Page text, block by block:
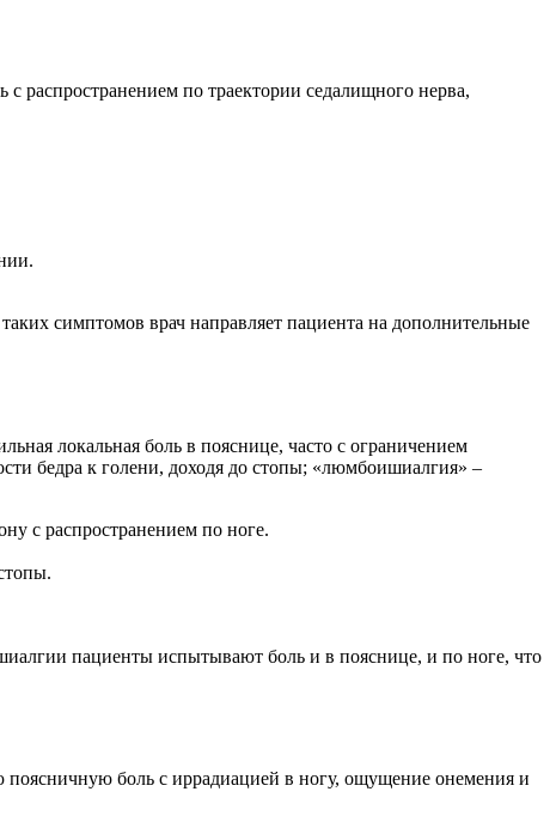
распространением по траектории седалищного нерва,
симптомов врач направляет пациента на дополнительные
локальная боль в пояснице, часто с ограничением
бедра к голени, доходя до стопы; «люмбоишиалгия» –
с распространением по ноге.
пациенты испытывают боль и в пояснице, и по ноге, что
боль с иррадиацией в ногу, ощущение онемения и